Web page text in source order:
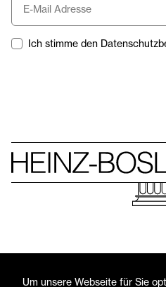
Ich stimme den
© Heinz-Bosl-Stiftung 2026
Um unsere Webseite für Sie